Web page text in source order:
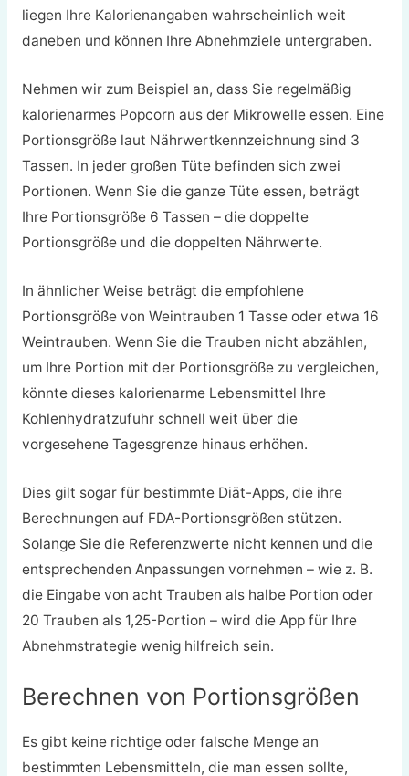
liegen Ihre Kalorienangaben wahrscheinlich weit
daneben und können Ihre Abnehmziele untergraben.
Nehmen wir zum Beispiel an, dass Sie regelmäßig
kalorienarmes Popcorn aus der Mikrowelle essen. Eine
Portionsgröße laut Nährwertkennzeichnung sind 3
Tassen. In jeder großen Tüte befinden sich zwei
Portionen. Wenn Sie die ganze Tüte essen, beträgt
Ihre Portionsgröße 6 Tassen – die doppelte
Portionsgröße und die doppelten Nährwerte.
In ähnlicher Weise beträgt die empfohlene
Portionsgröße von Weintrauben 1 Tasse oder etwa 16
Weintrauben. Wenn Sie die Trauben nicht abzählen,
um Ihre Portion mit der Portionsgröße zu vergleichen,
könnte dieses kalorienarme Lebensmittel Ihre
Kohlenhydratzufuhr schnell weit über die
vorgesehene Tagesgrenze hinaus erhöhen.
Dies gilt sogar für bestimmte Diät-Apps, die ihre
Berechnungen auf FDA-Portionsgrößen stützen.
Solange Sie die Referenzwerte nicht kennen und die
entsprechenden Anpassungen vornehmen – wie z. B.
die Eingabe von acht Trauben als halbe Portion oder
20 Trauben als 1,25-Portion – wird die App für Ihre
Abnehmstrategie wenig hilfreich sein.
Berechnen von Portionsgrößen
Es gibt keine richtige oder falsche Menge an
bestimmten Lebensmitteln, die man essen sollte,